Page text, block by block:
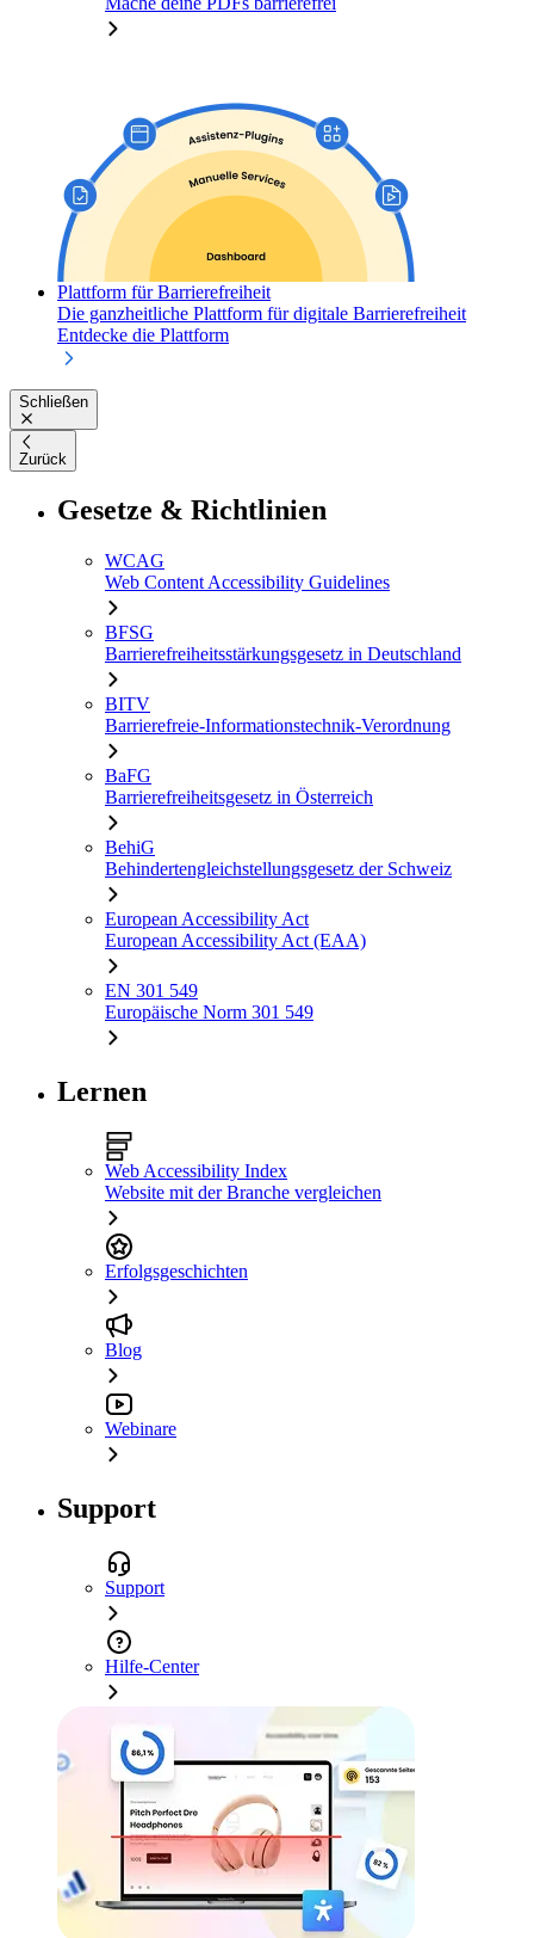
Plattform für Barrierefreiheit
Die ganzheitliche Plattform für digitale Barrierefreiheit
Entdecke die Plattform
Schließen
Zurück
Gesetze & Richtlinien
WCAG
Web Content Accessibility Guidelines
BFSG
Barrierefreiheitsstärkungsgesetz in Deutschland
BITV
Barrierefreie-Informationstechnik-Verordnung
BaFG
Barrierefreiheitsgesetz in Österreich
BehiG
Behindertengleichstellungsgesetz der Schweiz
European Accessibility Act
European Accessibility Act (EAA)
EN 301 549
Europäische Norm 301 549
Lernen
Web Accessibility Index
Website mit der Branche vergleichen
Erfolgsgeschichten
Blog
Webinare
Support
Support
Hilfe-Center